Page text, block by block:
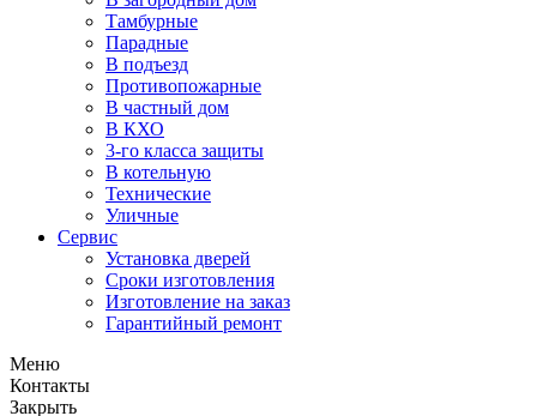
Тамбурные
Парадные
В подъезд
Противопожарные
В частный дом
В КХО
3-го класса защиты
В котельную
Технические
Уличные
Сервис
Установка дверей
Сроки изготовления
Изготовление на заказ
Гарантийный ремонт
Меню
Контакты
Закрыть